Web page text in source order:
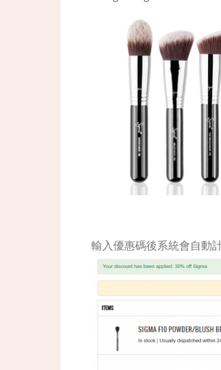
輸入優惠碼後系統會自動